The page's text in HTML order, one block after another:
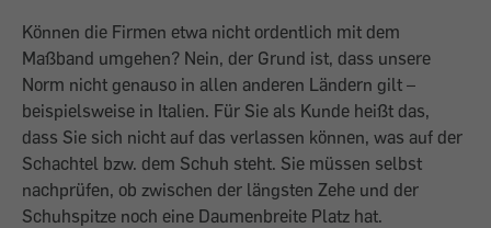
Können die Firmen etwa nicht ordentlich mit dem
Maßband umgehen? Nein, der Grund ist, dass unsere
Norm nicht genauso in allen anderen Ländern gilt –
beispielsweise in Italien. Für Sie als Kunde heißt das,
dass Sie sich nicht auf das verlassen können, was auf der
Schachtel bzw. dem Schuh steht. Sie müssen selbst
nachprüfen, ob zwischen der längsten Zehe und der
Schuhspitze noch eine Daumenbreite Platz hat.